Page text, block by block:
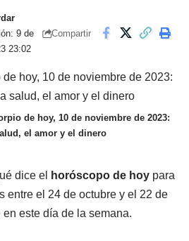
9 de
23:02
Compartir
de hoy, 10 de noviembre de 2023:
el amor y el dinero
dice el horóscopo de hoy para
entre el 24 de octubre y el 22 de
en este día de la semana.